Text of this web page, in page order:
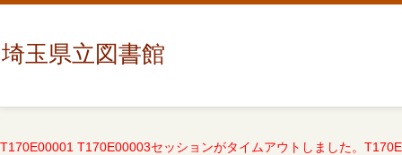
埼玉県立図書館
T170E00001 T170E00003セッションがタイムアウトしました。